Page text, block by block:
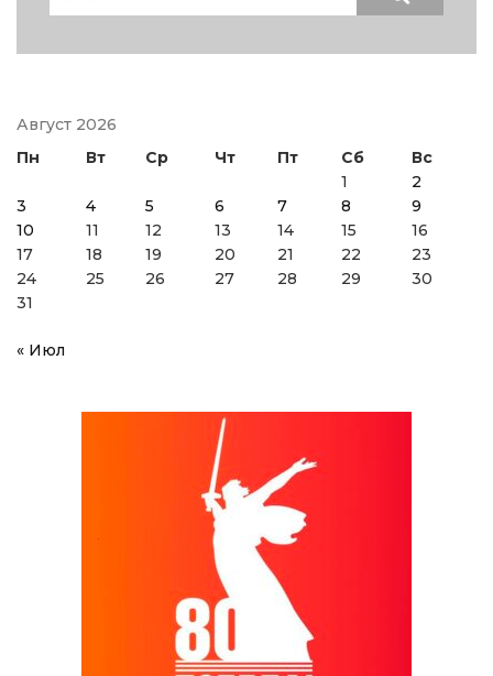
Август 2026
Пн
Вт Ср Чт Пт Сб
Вс
1
2
3
4 5 6 7 8
9
10
11 12 13 14 15
16
17
18 19 20 21 22
23
24
25 26 27 28 29
30
31
« Июл